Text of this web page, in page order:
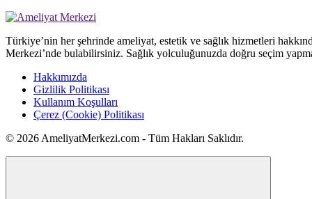
Türkiye’nin her şehrinde ameliyat, estetik ve sağlık hizmetleri
Merkezi’nde bulabilirsiniz. Sağlık yolculuğunuzda doğru seçim
Hakkımızda
Gizlilik Politikası
Kullanım Koşulları
Çerez (Cookie) Politikası
© 2026 AmeliyatMerkezi.com - Tüm Hakları Saklıdır.